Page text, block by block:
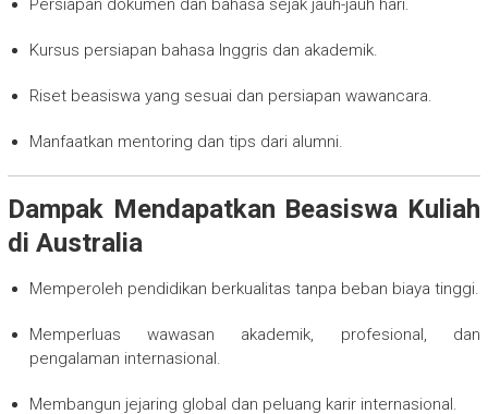
Persiapan dokumen dan bahasa sejak jauh-jauh hari.
Kursus persiapan bahasa Inggris dan akademik.
Riset beasiswa yang sesuai dan persiapan wawancara.
Manfaatkan mentoring dan tips dari alumni.
Dampak Mendapatkan Beasiswa Kuliah
di Australia
Memperoleh pendidikan berkualitas tanpa beban biaya tinggi.
Memperluas wawasan akademik, profesional, dan
pengalaman internasional.
Membangun jejaring global dan peluang karir internasional.